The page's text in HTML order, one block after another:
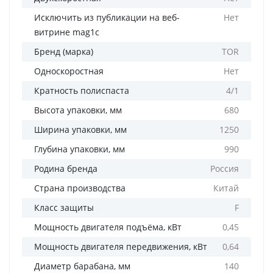
Исключить из публикации на веб-
витрине mag1c
Нет
Бренд (марка)
TOR
Односкоростная
Нет
Кратность полиспаста
4/1
Высота упаковки, мм
680
Ширина упаковки, мм
1250
Глубина упаковки, мм
990
Родина бренда
Россия
Страна производства
Китай
Класс защиты
F
Мощность двигателя подъёма, кВт
0,45
Мощность двигателя передвижения, кВт
0,64
Диаметр барабана, мм
140